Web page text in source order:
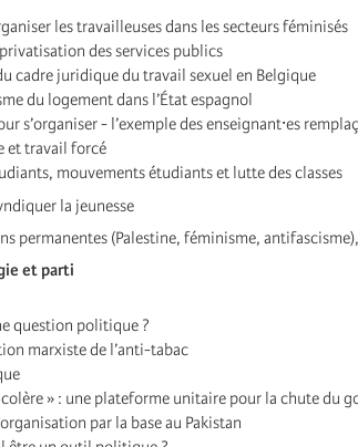
les travailleuses dans les secteurs féminisés
des services publics
cadre juridique du travail sexuel en Belgique
du logement dans l’État espagnol
s’organiser - l’exemple des enseignant⸱es
et travail forcé
mouvements étudiants et lutte des classes
la jeunesse
permanentes (Palestine, féminisme,
et parti
question politique ?
marxiste de l’anti-tabac
» : une plateforme unitaire pour la chute du
par la base au Pakistan